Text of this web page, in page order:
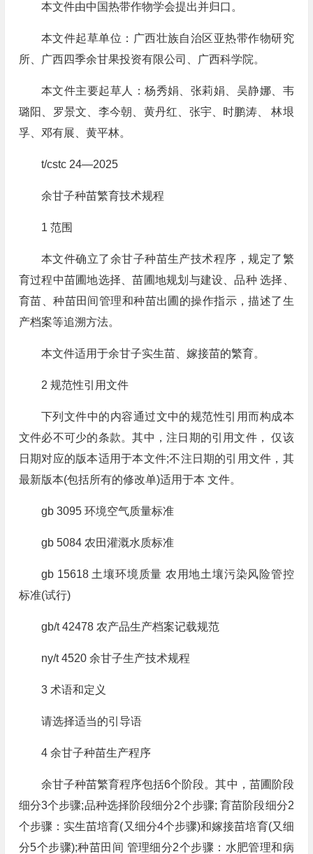
本文件由中国热带作物学会提出并归口。
本文件起草单位：广西壮族自治区亚热带作物研究
所、广西四季余甘果投资有限公司、广西科学院。
本文件主要起草人：杨秀娟、张莉娟、吴静娜、韦
璐阳、罗景文、李今朝、黄丹红、张宇、时鹏涛、 林垠
孚、邓有展、黄平林。
t/cstc 24—2025
余甘子种苗繁育技术规程
1 范围
本文件确立了余甘子种苗生产技术程序，规定了繁
育过程中苗圃地选择、苗圃地规划与建设、品种 选择、
育苗、种苗田间管理和种苗出圃的操作指示，描述了生
产档案等追溯方法。
本文件适用于余甘子实生苗、嫁接苗的繁育。
2 规范性引用文件
下列文件中的内容通过文中的规范性引用而构成本
文件必不可少的条款。其中，注日期的引用文件， 仅该
日期对应的版本适用于本文件;不注日期的引用文件，其
最新版本(包括所有的修改单)适用于本 文件。
gb 3095 环境空气质量标准
gb 5084 农田灌溉水质标准
gb 15618 土壤环境质量 农用地土壤污染风险管控
标准(试行)
gb/t 42478 农产品生产档案记载规范
ny/t 4520 余甘子生产技术规程
3 术语和定义
请选择适当的引导语
4 余甘子种苗生产程序
余甘子种苗繁育程序包括6个阶段。其中，苗圃阶段
细分3个步骤;品种选择阶段细分2个步骤; 育苗阶段细分2
个步骤：实生苗培育(又细分4个步骤)和嫁接苗培育(又细
分5个步骤);种苗田间 管理细分2个步骤：水肥管理和病